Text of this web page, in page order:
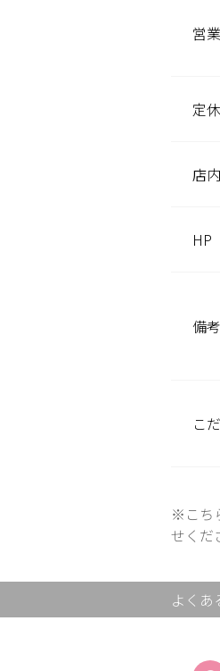
営
定
店
HP
備考
こ
※こち
せくだ
よくあ